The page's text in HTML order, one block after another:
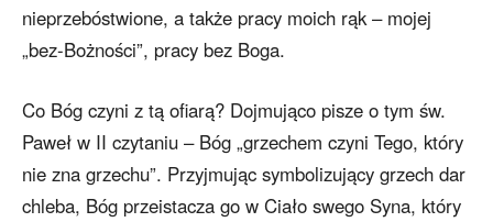
nieprzebóstwione, a także pracy moich rąk – mojej
„bez-Bożności”, pracy bez Boga.
Co Bóg czyni z tą ofiarą? Dojmująco pisze o tym św.
Paweł w II czytaniu – Bóg „grzechem czyni Tego, który
nie zna grzechu”. Przyjmując symbolizujący grzech dar
chleba, Bóg przeistacza go w Ciało swego Syna, który